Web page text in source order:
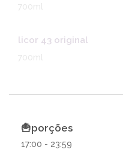
licor 43 original
🍟porções
17:00 - 23:59